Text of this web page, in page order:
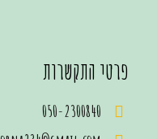
פרטי התקשרות
050-2300840